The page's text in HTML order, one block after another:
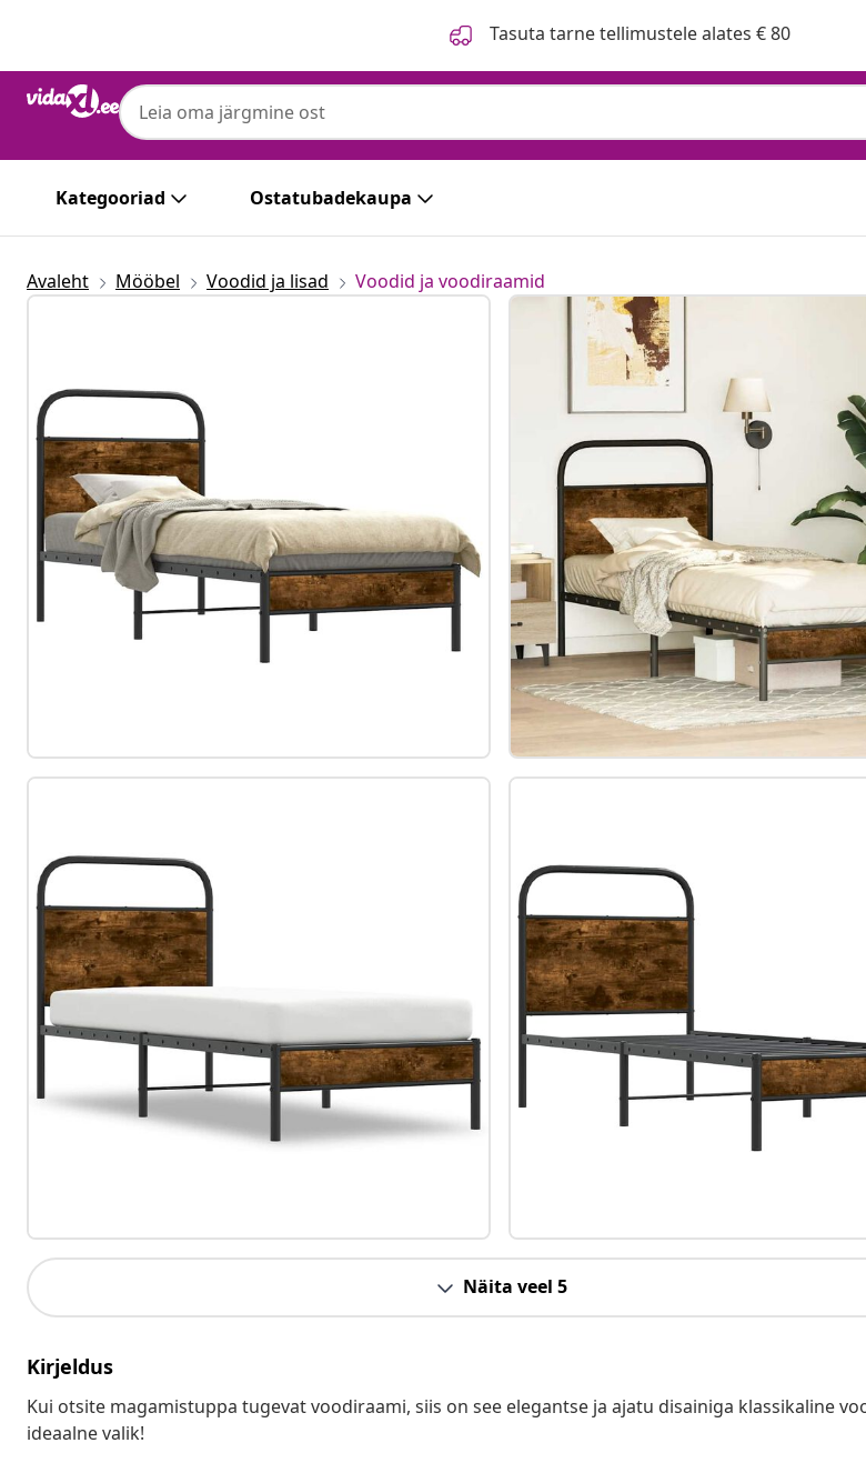
Tasuta tarne tellimustele alates € 80
Kategooriad Ostatubadekaupa
Avaleht Mööbel Voodid ja lisad Voodid ja voodiraamid
Näita veel 5
Kirjeldus
Kui otsite magamistuppa tugevat voodiraami, siis on see elegantse ja ajatu disainiga klassikaline
ideaalne valik!